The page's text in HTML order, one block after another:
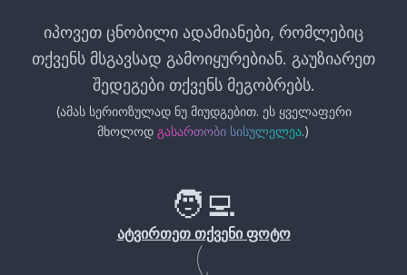
იპოვეთ ცნობილი ადამიანები, რომლებიც
თქვენს მსგავსად გამოიყურებიან. გაუზიარეთ
შედეგები თქვენს მეგობრებს.
(ამას სერიოზულად ნუ მიუდგებით. ეს ყველაფერი
მხოლოდ გასართობი სისულელეა.)
🧑‍💻
ატვირთეთ თქვენი ფოტო